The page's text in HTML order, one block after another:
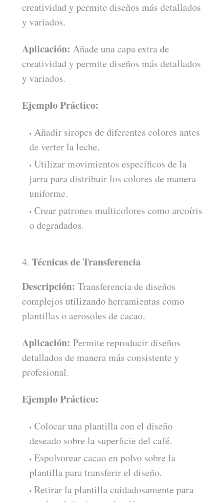
creatividad y permite diseños más detallados
y variados.
Aplicación: Añade una capa extra de
creatividad y permite diseños más detallados
y variados.
Ejemplo Práctico:
Añadir siropes de diferentes colores antes
de verter la leche.
Utilizar movimientos específicos de la
jarra para distribuir los colores de manera
uniforme.
Crear patrones multicolores como arcoíris
o degradados.
Técnicas de Transferencia
Descripción: Transferencia de diseños
complejos utilizando herramientas como
plantillas o aerosoles de cacao.
Aplicación: Permite reproducir diseños
detallados de manera más consistente y
profesional.
Ejemplo Práctico:
Colocar una plantilla con el diseño
deseado sobre la superficie del café.
Espolvorear cacao en polvo sobre la
plantilla para transferir el diseño.
Retirar la plantilla cuidadosamente para